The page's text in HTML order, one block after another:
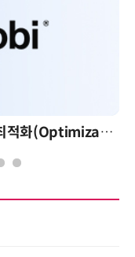
AI 시대의 의사결정을 바꾸는 수리최적화(Optimization): 실제 산업 적용 사례와 활용 전략